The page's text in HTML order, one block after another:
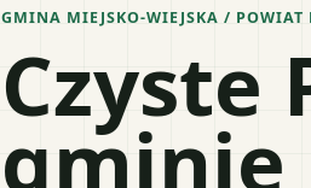
GMINA MIEJSKO-WIEJSKA / POWIAT
Czyste
gminie